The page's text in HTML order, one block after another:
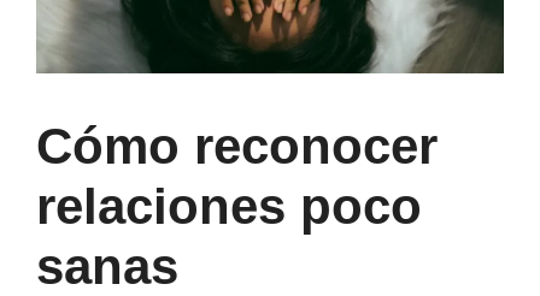
Cómo reconocer
relaciones poco
sanas